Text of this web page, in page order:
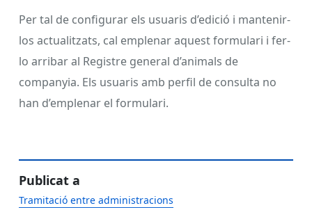
Per tal de configurar els usuaris d’edició i mantenir-
los actualitzats, cal emplenar aquest formulari i fer-
lo arribar al Registre general d’animals de
companyia. Els usuaris amb perfil de consulta no
han d’emplenar el formulari.
Publicat a
Tramitació entre administracions